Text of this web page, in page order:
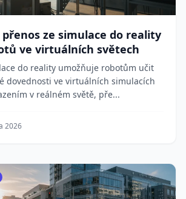
ze simulace do reality
ve virtuálních světech
do reality umožňuje robotům učit
dovednosti ve virtuálních simulacích
v reálném světě, pře...
2026